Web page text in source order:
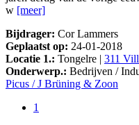
w [meer]
Bijdrager: Cor Lammers
Geplaatst op: 24-01-2018
Locatie 1.: Tongelre | 311
Onderwerp.: Bedrijven /
Picus / J Brüning & Zoon
1